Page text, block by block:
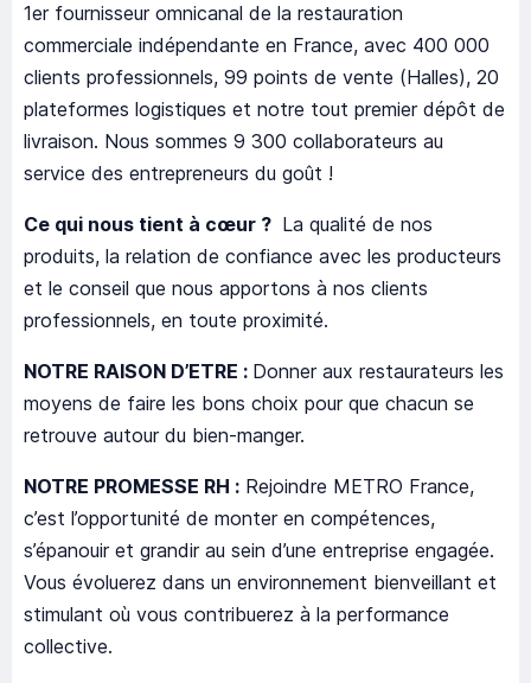
1er fournisseur omnicanal de la restauration
commerciale indépendante en France, avec 400 000
clients professionnels, 99 points de vente (Halles), 20
plateformes logistiques et notre tout premier dépôt de
livraison. Nous sommes 9 300 collaborateurs au
service des entrepreneurs du goût !
Ce qui nous tient à cœur ? La qualité de nos
produits, la relation de confiance avec les producteurs
et le conseil que nous apportons à nos clients
professionnels, en toute proximité.
NOTRE RAISON D’ETRE : Donner aux restaurateurs les
moyens de faire les bons choix pour que chacun se
retrouve autour du bien-manger.
NOTRE PROMESSE RH : Rejoindre METRO France,
c’est l’opportunité de monter en compétences,
s’épanouir et grandir au sein d’une entreprise engagée.
Vous évoluerez dans un environnement bienveillant et
stimulant où vous contribuerez à la performance
collective.